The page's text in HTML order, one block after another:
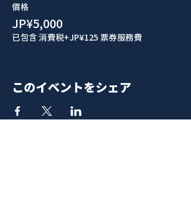
價格
JP¥5,000
已包含 消費税+JP¥125 票券服務費
このイベントをシェア